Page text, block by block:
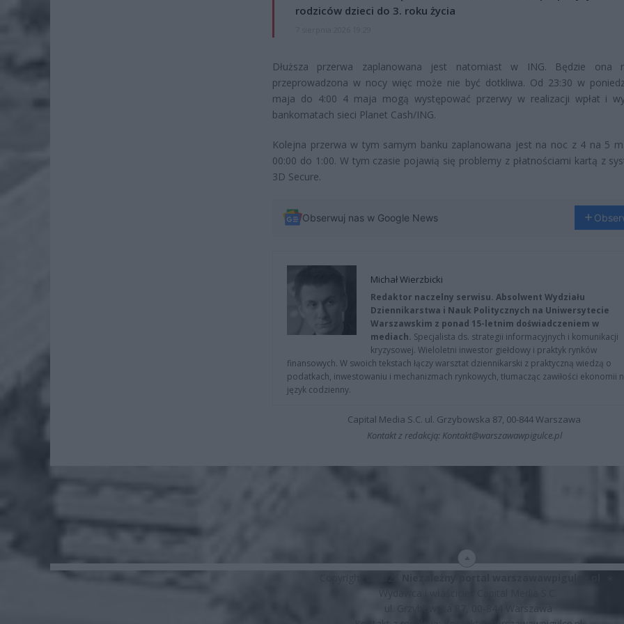
rodziców dzieci do 3. roku życia
Dłuższa przerwa zaplanowana jest natomiast w ING. Będzie ona
przeprowadzona w nocy więc może nie być dotkliwa. Od 23:30 w
maja do 4:00 4 maja mogą występować przerwy w realizacji wpłat i
bankomatach sieci Planet Cash/ING.
Kolejna przerwa w tym samym banku zaplanowana jest na noc z 4 na 5
00:00 do 1:00. W tym czasie pojawią się problemy z płatnościami kartą z
3D Secure.
Obserwuj nas w Google News
Michał Wierzbicki
Redaktor naczelny serwisu. Absolwent Wydziału
Dziennikarstwa i Nauk Politycznych na Uniwersytecie
Warszawskim z ponad 15-letnim doświadczeniem w
mediach. Specjalista ds. strategii informacyjnych i komunikacji
kryzysowej. Wieloletni inwestor giełdowy i praktyk rynków
finansowych. W swoich tekstach łączy warsztat dziennikarski z praktyczną wiedzą o
podatkach, inwestowaniu i mechanizmach rynkowych, tłumacząc zawiłości ekonomii
język codzienny.
Capital Media S.C. ul. Grzybowska 87, 00-844 Warszawa
Kontakt z redakcją: Kontakt@warszawawpigulce.pl